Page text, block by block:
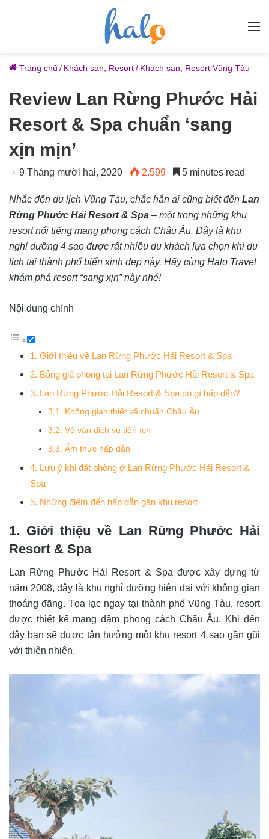
Trang chủ / Khách sạn, Resort/ Khách sạn, Resort Vũng Tàu
Review Lan Rừng Phước Hải
Resort & Spa chuẩn ‘sang
xịn mịn’
9 Tháng mười hai, 2020 2.599 5 minutes read
Nhắc đến du lịch Vũng Tàu, chắc hẳn ai cũng biết đến Lan
Rừng Phước Hải Resort & Spa – một trong những khu
resort nổi tiếng mang phong cách Châu Âu. Đây là khu
nghỉ dưỡng 4 sao được rất nhiều du khách lựa chọn khi du
lịch tại thành phố biển xinh đẹp này. Hãy cùng Halo Travel
khám phá resort “sang xịn” này nhé!
Nội dung chính
1. Giới thiệu về Lan Rừng Phước Hải Resort & Spa
2. Bảng giá phòng tại Lan Rừng Phước Hải Resort & Spa
3. Lan Rừng Phước Hải Resort & Spa có gì hấp dẫn?
3.1. Không gian thiết kế chuẩn Châu Âu
3.2. Vô vàn dịch vụ tiện ích
3.3. Ẩm thực hấp dẫn
4. Lưu ý khi đặt phòng ở Lan Rừng Phước Hải Resort &
Spa
5. Những điểm đến hấp dẫn gần khu resort
1. Giới thiệu về Lan Rừng Phước Hải
Resort & Spa
Lan Rừng Phước Hải Resort & Spa được xây dựng từ
năm 2008, đây là khu nghỉ dưỡng hiện đại với không gian
thoáng đãng. Tọa lạc ngay tại thành phố Vũng Tàu, resort
được thiết kế mang đậm phong cách Châu Âu. Khi đến
đây bạn sẽ được tận hưởng một khu resort 4 sao gần gũi
với thiên nhiên.